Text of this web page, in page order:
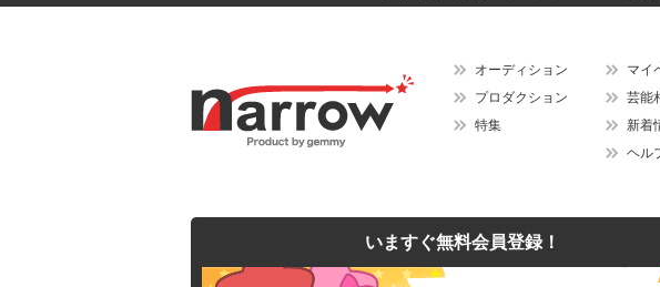
オーディション
プロダクション
特集
マイ
芸能
新着
ヘル
いますぐ無料会員登録！